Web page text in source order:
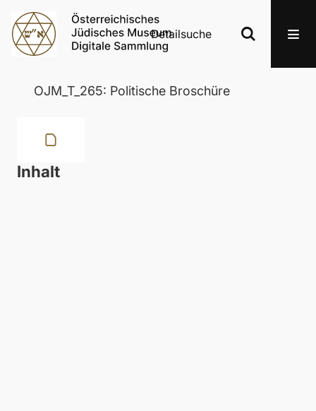
Detailsuche
OJM_T_265: Politische Broschüre
Inhalt